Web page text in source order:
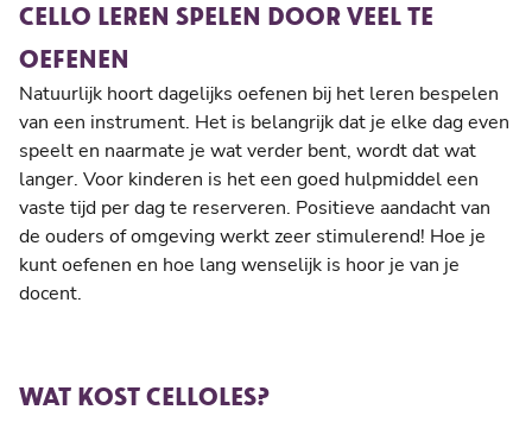
CELLO LEREN SPELEN DOOR VEEL TE
OEFENEN
Natuurlijk hoort dagelijks oefenen bij het leren bespelen
van een instrument. Het is belangrijk dat je elke dag even
speelt en naarmate je wat verder bent, wordt dat wat
langer. Voor kinderen is het een goed hulpmiddel een
vaste tijd per dag te reserveren. Positieve aandacht van
de ouders of omgeving werkt zeer stimulerend! Hoe je
kunt oefenen en hoe lang wenselijk is hoor je van je
docent.
WAT KOST CELLOLES?